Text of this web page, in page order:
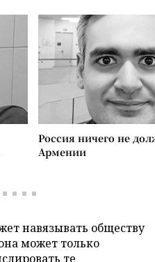
Россия ничего не
Армении
навязывать обществу
может только
те